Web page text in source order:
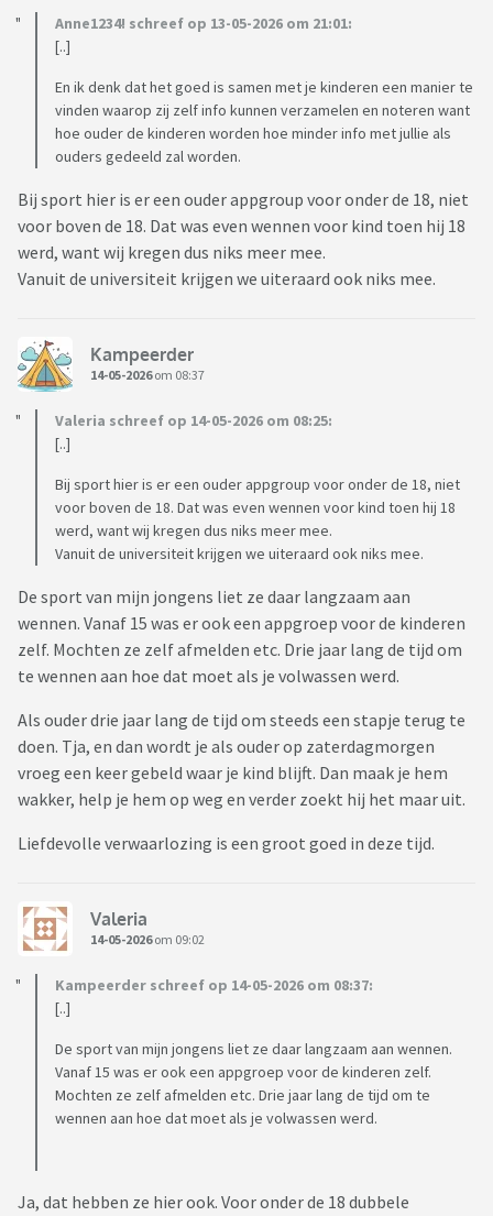
Anne1234! schreef op 13-05-2026 om 21:01:
[..]
En ik denk dat het goed is samen met je kinderen een manier te
vinden waarop zij zelf info kunnen verzamelen en noteren want
hoe ouder de kinderen worden hoe minder info met jullie als
ouders gedeeld zal worden.
Bij sport hier is er een ouder appgroup voor onder de 18, niet
voor boven de 18. Dat was even wennen voor kind toen hij 18
werd, want wij kregen dus niks meer mee.
Vanuit de universiteit krijgen we uiteraard ook niks mee.
Kampeerder
14-05-2026om 08:37
Valeria schreef op 14-05-2026 om 08:25:
[..]
Bij sport hier is er een ouder appgroup voor onder de 18, niet
voor boven de 18. Dat was even wennen voor kind toen hij 18
werd, want wij kregen dus niks meer mee.
Vanuit de universiteit krijgen we uiteraard ook niks mee.
De sport van mijn jongens liet ze daar langzaam aan
wennen. Vanaf 15 was er ook een appgroep voor de kinderen
zelf. Mochten ze zelf afmelden etc. Drie jaar lang de tijd om
te wennen aan hoe dat moet als je volwassen werd.
Als ouder drie jaar lang de tijd om steeds een stapje terug te
doen. Tja, en dan wordt je als ouder op zaterdagmorgen
vroeg een keer gebeld waar je kind blijft. Dan maak je hem
wakker, help je hem op weg en verder zoekt hij het maar uit.
Liefdevolle verwaarlozing is een groot goed in deze tijd.
Valeria
14-05-2026om 09:02
Kampeerder schreef op 14-05-2026 om 08:37:
[..]
De sport van mijn jongens liet ze daar langzaam aan wennen.
Vanaf 15 was er ook een appgroep voor de kinderen zelf.
Mochten ze zelf afmelden etc. Drie jaar lang de tijd om te
wennen aan hoe dat moet als je volwassen werd.
Ja, dat hebben ze hier ook. Voor onder de 18 dubbele